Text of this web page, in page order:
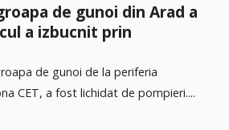
de gunoi din Arad a
a izbucnit prin
de gunoi de la periferia
CET, a fost lichidat de pompieri....